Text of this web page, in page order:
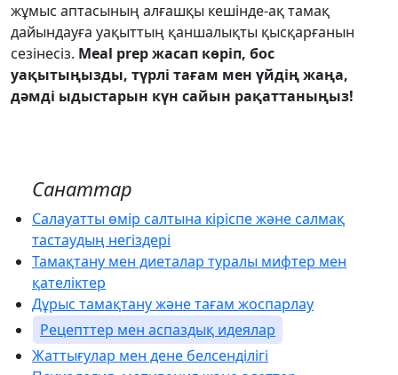
жұмыс аптасының алғашқы кешінде-ақ тамақ
дайындауға уақыттың қаншалықты қысқарғанын
сезінесіз. Meal prep жасап көріп, бос
уақытыңызды, түрлі тағам мен үйдің жаңа,
дәмді ыдыстарын күн сайын рақаттаныңыз!
Санаттар
Салауатты өмір салтына кіріспе және салмақ
тастаудың негіздері
Тамақтану мен диеталар туралы мифтер мен
қателіктер
Дұрыс тамақтану және тағам жоспарлау
Рецепттер мен аспаздық идеялар
Жаттығулар мен дене белсенділігі